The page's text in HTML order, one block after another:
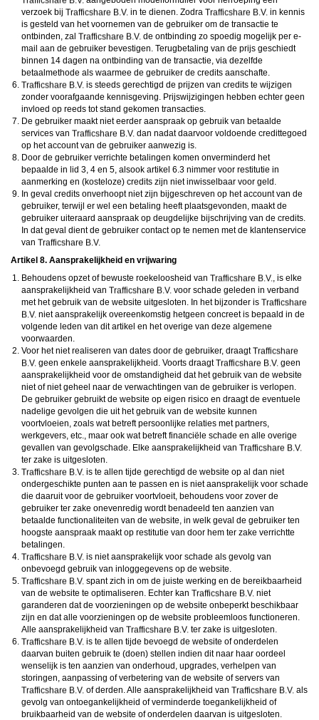
verzoek bij
in te dienen. Zodra
in kennis
is gesteld van het voornemen van de gebruiker om de transactie te
ontbinden, zal
de ontbinding zo spoedig mogelijk per e-
mail aan de gebruiker bevestigen. Terugbetaling van de prijs geschiedt
binnen 14 dagen na ontbinding van de transactie, via dezelfde
betaalmethode als waarmee de gebruiker de credits aanschafte.
is steeds gerechtigd de prijzen van credits te wijzigen
zonder voorafgaande kennisgeving. Prijswijzigingen hebben echter geen
invloed op reeds tot stand gekomen transacties.
De gebruiker maakt niet eerder aanspraak op gebruik van betaalde
services van
dan nadat daarvoor voldoende credittegoed
op het account van de gebruiker aanwezig is.
Door de gebruiker verrichte betalingen komen onverminderd het
bepaalde in lid 3, 4 en 5, alsook artikel 6.3 nimmer voor restitutie in
aanmerking en (kosteloze) credits zijn niet inwisselbaar voor geld.
In geval credits onverhoopt niet zijn bijgeschreven op het account van de
gebruiker, terwijl er wel een betaling heeft plaatsgevonden, maakt de
gebruiker uiteraard aanspraak op deugdelijke bijschrijving van de credits.
In dat geval dient de gebruiker contact op te nemen met de klantenservice
van
Artikel 8. Aansprakelijkheid en vrijwaring
Behoudens opzet of bewuste roekeloosheid van
, is elke
aansprakelijkheid van
voor schade geleden in verband
met het gebruik van de website uitgesloten. In het bijzonder is
niet aansprakelijk overeenkomstig hetgeen concreet is bepaald in de
volgende leden van dit artikel en het overige van deze algemene
voorwaarden.
Voor het niet realiseren van dates door de gebruiker, draagt
geen enkele aansprakelijkheid. Voorts draagt
geen
aansprakelijkheid voor de omstandigheid dat het gebruik van de website
niet of niet geheel naar de verwachtingen van de gebruiker is verlopen.
De gebruiker gebruikt de website op eigen risico en draagt de eventuele
nadelige gevolgen die uit het gebruik van de website kunnen
voortvloeien, zoals wat betreft persoonlijke relaties met partners,
werkgevers, etc., maar ook wat betreft financiële schade en alle overige
gevallen van gevolgschade. Elke aansprakelijkheid van
ter zake is uitgesloten.
is te allen tijde gerechtigd de website op al dan niet
ondergeschikte punten aan te passen en is niet aansprakelijk voor schade
die daaruit voor de gebruiker voortvloeit, behoudens voor zover de
gebruiker ter zake onevenredig wordt benadeeld ten aanzien van
betaalde functionaliteiten van de website, in welk geval de gebruiker ten
hoogste aanspraak maakt op restitutie van door hem ter zake verrichtte
betalingen.
is niet aansprakelijk voor schade als gevolg van
onbevoegd gebruik van inloggegevens op de website.
spant zich in om de juiste werking en de bereikbaarheid
van de website te optimaliseren. Echter kan
niet
garanderen dat de voorzieningen op de website onbeperkt beschikbaar
zijn en dat alle voorzieningen op de website probleemloos functioneren.
Alle aansprakelijkheid van
ter zake is uitgesloten.
is te allen tijde bevoegd de website of onderdelen
daarvan buiten gebruik te (doen) stellen indien dit naar haar oordeel
wenselijk is ten aanzien van onderhoud, upgrades, verhelpen van
storingen, aanpassing of verbetering van de website of servers van
of derden. Alle aansprakelijkheid van
als
gevolg van ontoegankelijkheid of verminderde toegankelijkheid of
bruikbaarheid van de website of onderdelen daarvan is uitgesloten.